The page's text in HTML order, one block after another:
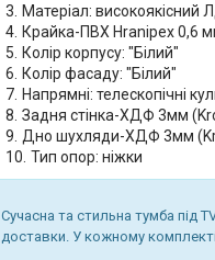
Матеріал:
Крайка-ПВХ Hranipex 0,6
Колір корпусу: "Білий"
Колір фасаду: "Білий"
Напрямні: телескопічні
Задня стінка-ХДФ 3мм
Дно шухляди-ХДФ 3мм
Тип опор: ніжки
Сучасна та стильна тумба під
доставки. У кожному